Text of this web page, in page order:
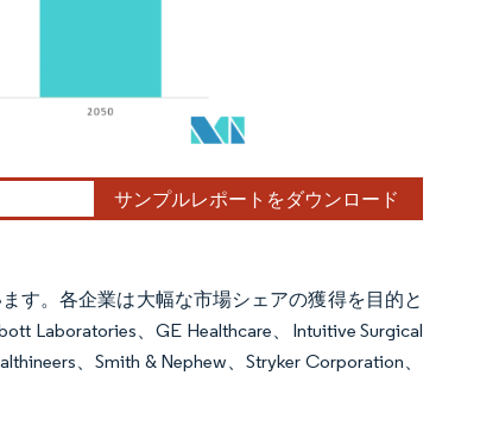
サンプルレポートをダウンロード
す。各企業は大幅な市場シェアの獲得を目的と
Laboratories、GE Healthcare、Intuitive Surgical
、Smith & Nephew、Stryker Corporation、